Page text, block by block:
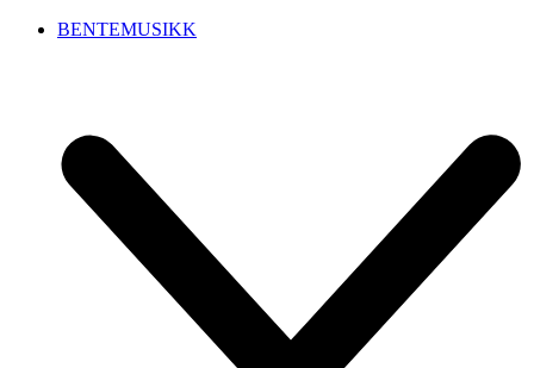
BENTEMUSIKK